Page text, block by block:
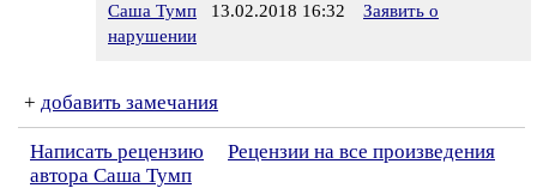
Саша Тумп 13.02.2018 16:32
Заявить о
нарушении
+ добавить замечания
Написать рецензию
Рецензии на все произведения
автора Саша Тумп